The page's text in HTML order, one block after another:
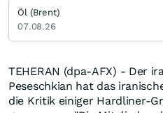
TEHERAN (dpa-AFX) - Der
Peseschkian hat das
die Kritik einiger Hardliner-
Öl (Brent)
07.08.26